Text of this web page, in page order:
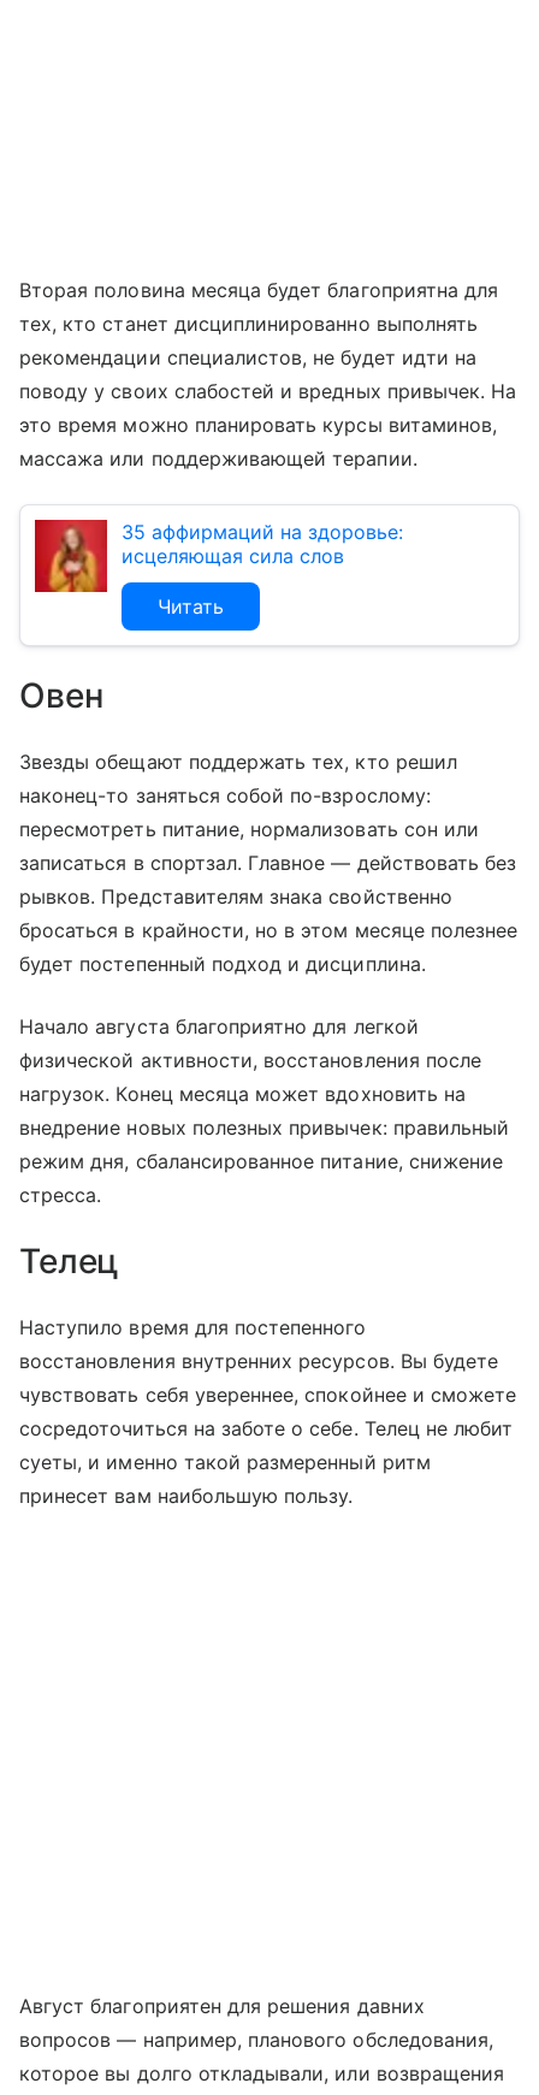
Вторая половина месяца будет благоприятна для
тех, кто станет дисциплинированно выполнять
рекомендации специалистов, не будет идти на
поводу у своих слабостей и вредных привычек. На
это время можно планировать курсы витаминов,
массажа или поддерживающей терапии.
35 аффирмаций на здоровье:
исцеляющая сила слов
Читать
Овен
Звезды обещают поддержать тех, кто решил
наконец-то заняться собой по-взрослому:
пересмотреть питание, нормализовать сон или
записаться в спортзал. Главное — действовать без
рывков. Представителям знака свойственно
бросаться в крайности, но в этом месяце полезнее
будет постепенный подход и дисциплина.
Начало августа благоприятно для легкой
физической активности, восстановления после
нагрузок. Конец месяца может вдохновить на
внедрение новых полезных привычек: правильный
режим дня, сбалансированное питание, снижение
стресса.
Телец
Наступило время для постепенного
восстановления внутренних ресурсов. Вы будете
чувствовать себя увереннее, спокойнее и сможете
сосредоточиться на заботе о себе. Телец не любит
суеты, и именно такой размеренный ритм
принесет вам наибольшую пользу.
Август благоприятен для решения давних
вопросов — например, планового обследования,
которое вы долго откладывали, или возвращения